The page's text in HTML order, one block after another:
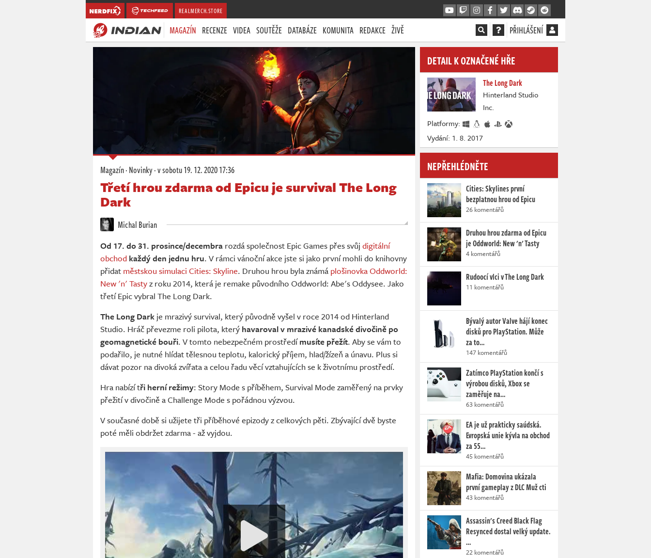
REALMERCH.STORE
MAGAZÍN RECENZE VIDEA SOUTĚŽE DATABÁZE KOMUNITA REDAKCE ŽIVĚ PŘIHLÁŠENÍ
Magazín·Novinky·v sobotu19. 12. 2020 17:36
Třetí hrou zdarma od Epicu je survival The Long
Dark
Michal Burian
Od 17. do 31. prosince/decembra rozdá společnost Epic Games přes svůj digitální
obchod každý den jednu hru. V rámci vánoční akce jste si jako první mohli do knihovny
přidat městskou simulaci Cities: Skyline. Druhou hrou byla známá plošinovka Oddworld:
New 'n' Tastyz roku 2014, která je remake původního Oddworld: Abe's Oddysee. Jako
třetí Epic vybral The Long Dark.
The Long Dark je mrazivý survival, který původně vyšel v roce 2014 od Hinterland
Studio. Hráč převezme roli pilota, který havaroval v mrazivé kanadské divočině po
geomagnetické bouři. V tomto nebezpečném prostředímusíte přežít. Aby se vám to
podařilo, je nutné hlídat tělesnou teplotu, kalorický příjem, hlad/žízeň a únavu. Plus si
dávat pozor na divoká zvířata a celou řadu věcí vztahujících se k životnímu prostředí.
Hra nabízí tři herní režimy: Story Mode s příběhem, Survival Mode zaměřený na prvky
přežití v divočině a Challenge Mode s pořádnou výzvou.
V současné době si užijete tři příběhové epizody z celkových pěti. Zbývající dvě byste
poté měli obdržet zdarma - až vyjdou.
DETAIL K OZNAČENÉ HŘE
The Long Dark
Hinterland Studio
Inc.
Platformy:
Vydání: 1. 8. 2017
NEPŘEHLÉDNĚTE
Cities: Skylines první
bezplatnou hrou od Epicu
26 komentářů
Druhou hrou zdarma od Epicu
je Oddworld: New 'n' Tasty
4 komentářů
Rudoocí vlci v The Long Dark
11 komentářů
Bývalý autor Valve hájí konec
disků pro PlayStation. Může
za to…
147 komentářů
Zatímco PlayStation končí s
výrobou disků, Xbox se
zaměřuje na…
63 komentářů
EA je už prakticky saúdská.
Evropská unie kývla na obchod
za 55…
45 komentářů
Mafia: Domovina ukázala
první gameplay z DLC Muž cti
43 komentářů
Assassin's Creed Black Flag
Resynced dostal velký update.
…
22 komentářů